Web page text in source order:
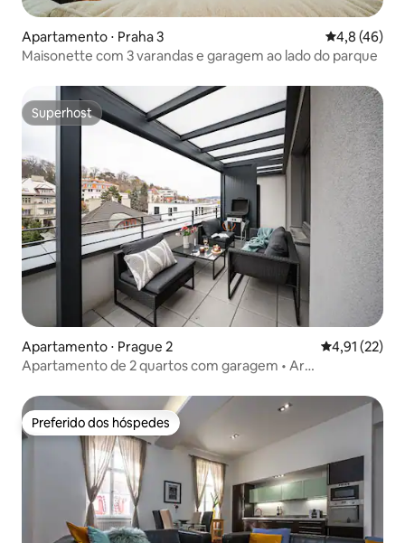
Apartamento ⋅ Praha 3 4,8 de uma
4,8 (46)
Maisonette com 3 varandas e garagem ao lado do parque
Superhost
Superhost
Apartamento ⋅ Prague 2 4,91 de uma
4,91 (22)
Apartamento de 2 quartos com garagem • Ar
Preferido dos hóspedes
Preferido dos hóspedes